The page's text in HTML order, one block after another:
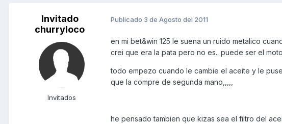
Invitado
churryloco
Invitados
Publicado 3 de Agosto del 2011
en mi bet&win 125 le suena un ruido metalico
crei que era la pata pero no es.. puede ser el
todo empezo cuando le cambie el aceite y le
que la compre de segunda mano,,,,,
he pensado tambien que kizas sea el filtro del